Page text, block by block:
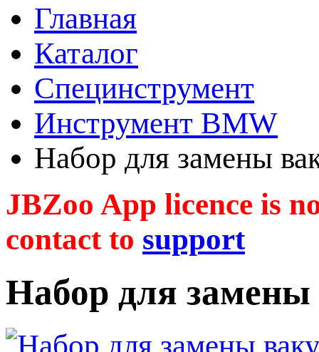
Главная
Каталог
Специнструмент
Инструмент BMW
Набор для замены
JBZoo App licence is
contact to support
Набор для замены